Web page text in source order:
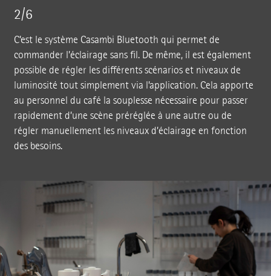
2/6
C’est le système Casambi Bluetooth qui permet de
commander l’éclairage sans fil. De même, il est également
possible de régler les différents scénarios et niveaux de
luminosité tout simplement via l’application. Cela apporte
au personnel du café la souplesse nécessaire pour passer
rapidement d’une scène préréglée à une autre ou de
régler manuellement les niveaux d’éclairage en fonction
des besoins.